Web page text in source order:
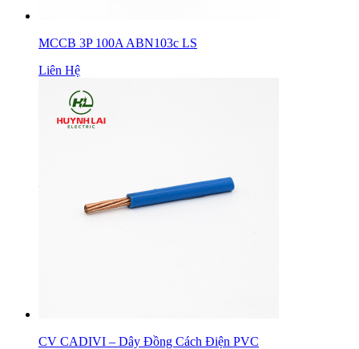
MCCB 3P 100A ABN103c LS
Liên Hệ
CV CADIVI – Dây Đồng Cách Điện PVC